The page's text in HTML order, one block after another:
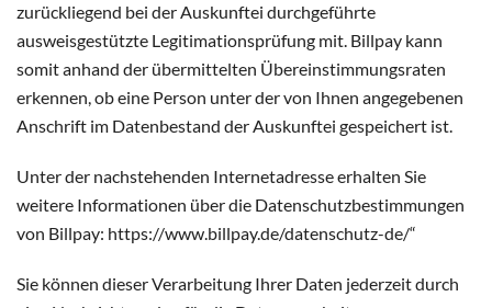
zurückliegend bei der Auskunftei durchgeführte
ausweisgestützte Legitimationsprüfung mit. Billpay kann
somit anhand der übermittelten Übereinstimmungsraten
erkennen, ob eine Person unter der von Ihnen angegebenen
Anschrift im Datenbestand der Auskunftei gespeichert ist.
Unter der nachstehenden Internetadresse erhalten Sie
weitere Informationen über die Datenschutzbestimmungen
von Billpay: https://www.billpay.de/datenschutz-de/“
Sie können dieser Verarbeitung Ihrer Daten jederzeit durch